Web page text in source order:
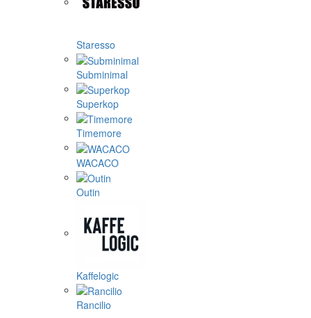
Staresso
Subminimal
Superkop
Timemore
WACACO
Outin
Kaffelogic
Rancilio